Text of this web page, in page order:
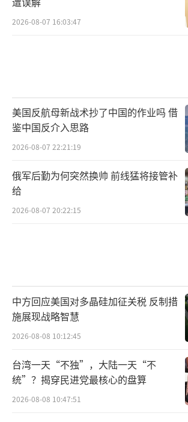
2026-08-07 16:03:47
美国反航母新战术抄了中国的作业吗 借
鉴中国反介入思路
2026-08-07 22:21:19
俄军后勤为何突然换帅 前线猛将接管补
给
2026-08-07 20:22:15
中方回应美国对多晶硅加征关税 反制措
施展现战略智慧
2026-08-08 10:12:45
台湾一天“不独”，大陆一天“不
统”？揭穿民进党最核心的盘算
2026-08-08 10:47:51